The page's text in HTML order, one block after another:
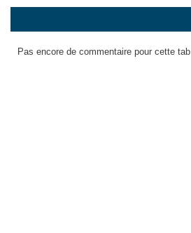
Pas encore de commentaire pour cette tab